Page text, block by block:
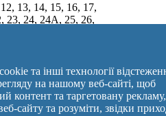
: 27-07-2026.
13, 14, 15, 16, 17,
23, 24, 24А, 25, 26,
56, 57, 58, 59, 60, 61,
67, 68
Індекс
та інші технології
на нашому веб-сайті, щоб
контент та таргетовану рекламу,
сайту та розуміти, звідки